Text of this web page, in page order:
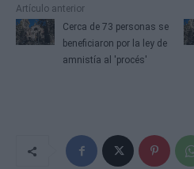
a
v
e
Artículo anterior
Cerca de 73 personas se
beneficiaron por la ley de
amnistía al 'procés'